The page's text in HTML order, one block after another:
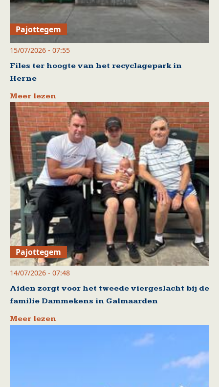
Pajottegem
15/07/2026 - 07:55
Files ter hoogte van het recyclagepark in
Herne
Meer lezen
Pajottegem
14/07/2026 - 07:48
Aiden zorgt voor het tweede viergeslacht bij de
familie Dammekens in Galmaarden
Meer lezen